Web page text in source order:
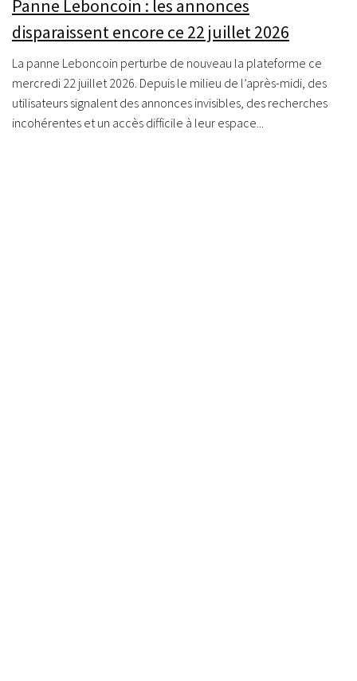
Panne Leboncoin : les annonces
disparaissent encore ce 22 juillet 2026
La panne Leboncoin perturbe de nouveau la plateforme ce
mercredi 22 juillet 2026. Depuis le milieu de l’après-midi, des
utilisateurs signalent des annonces invisibles, des recherches
incohérentes et un accès difficile à leur espace...